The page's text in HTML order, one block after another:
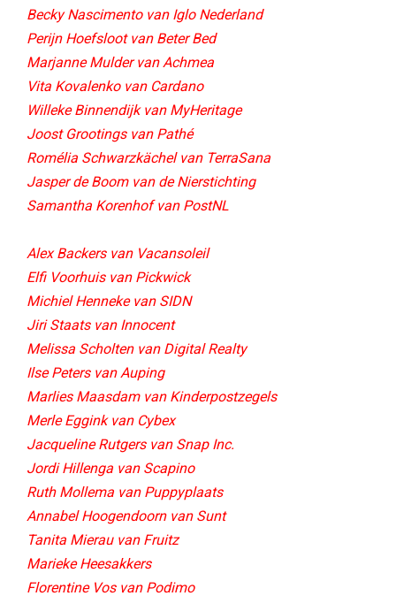
Becky Nascimento van Iglo Nederland
Perijn Hoefsloot van Beter Bed​
Marjanne Mulder van Achmea
Vita Kovalenko van Cardano
Willeke Binnendijk van MyHeritage
Joost Grootings van Pathé
Romélia Schwarzkächel van TerraSana
Jasper de Boom van de Nierstichting
Samantha Korenhof van PostNL
Alex Backers van Vacansoleil
Elfi Voorhuis van Pickwick
Michiel Henneke van SIDN
Jiri Staats van Innocent
Melissa Scholten van Digital Realty
Ilse Peters van Auping
Marlies Maasdam van Kinderpostzegels
Merle Eggink van Cybex
Jacqueline Rutgers van Snap Inc.
Jordi Hillenga van Scapino
Ruth Mollema van Puppyplaats
Annabel Hoogendoorn van Sunt​
Tanita Mierau van Fruitz
Marieke Heesakkers
Florentine Vos van Podimo